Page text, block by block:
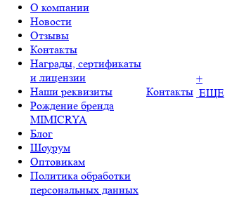
О компании
Новости
Отзывы
Контакты
Награды, сертификаты
и лицензии
Наши реквизиты
Рождение бренда
MIMICRYA
Блог
Шоурум
Оптовикам
Политика обработки
персональных данных
Контакты
+
ЕЩЕ